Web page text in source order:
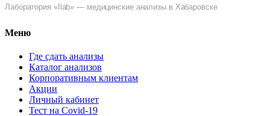
Лаборатория «Ilab» — медицинские анализы в Хабаровске
Меню
Где сдать анализы
Каталог анализов
Корпоративным клиентам
Акции
Личный кабинет
Тест на Covid-19